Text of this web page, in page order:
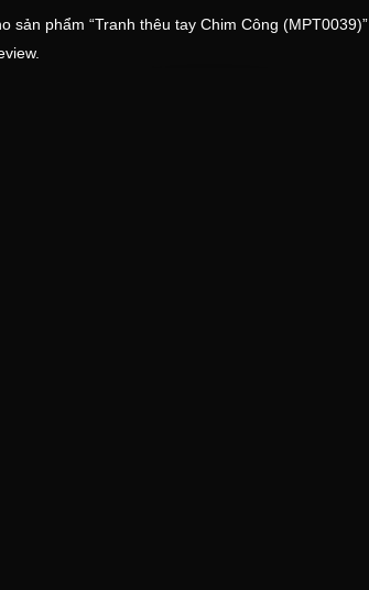
sản phẩm “Tranh thêu tay Chim Công (MPT0039)”